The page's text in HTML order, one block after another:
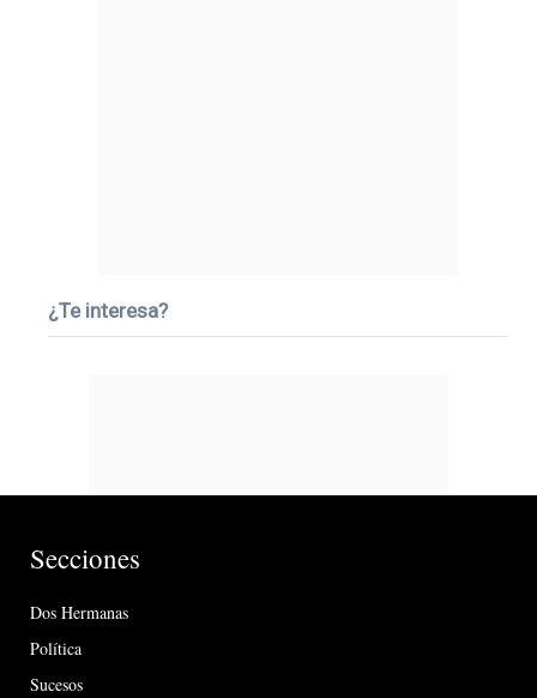
¿Te interesa?
Secciones
Dos Hermanas
Política
Sucesos